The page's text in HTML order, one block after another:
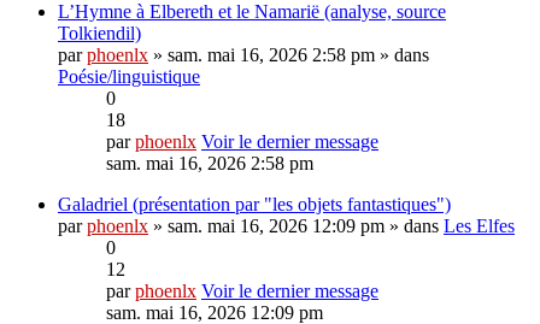
L’Hymne à Elbereth et le Namarië (analyse, source
Tolkiendil)
parphoenlx » sam. mai 16, 2026 2:58 pm » dans
Poésie/linguistique
0
18
parphoenlx Voir le dernier message
sam. mai 16, 2026 2:58 pm
Galadriel (présentation par "les objets fantastiques")
parphoenlx » sam. mai 16, 2026 12:09 pm » dans Les Elfes
0
12
parphoenlx Voir le dernier message
sam. mai 16, 2026 12:09 pm